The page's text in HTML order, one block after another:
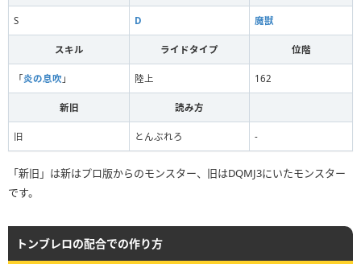
S D 魔獣
スキル ライドタイプ 位階
「炎の息吹 」 陸上 162
新旧 読み方
旧 とんぶれろ -
「新旧」は新はプロ版からのモンスター、旧はDQMJ3にいたモンスター
です。
トンブレロの配合での作り方